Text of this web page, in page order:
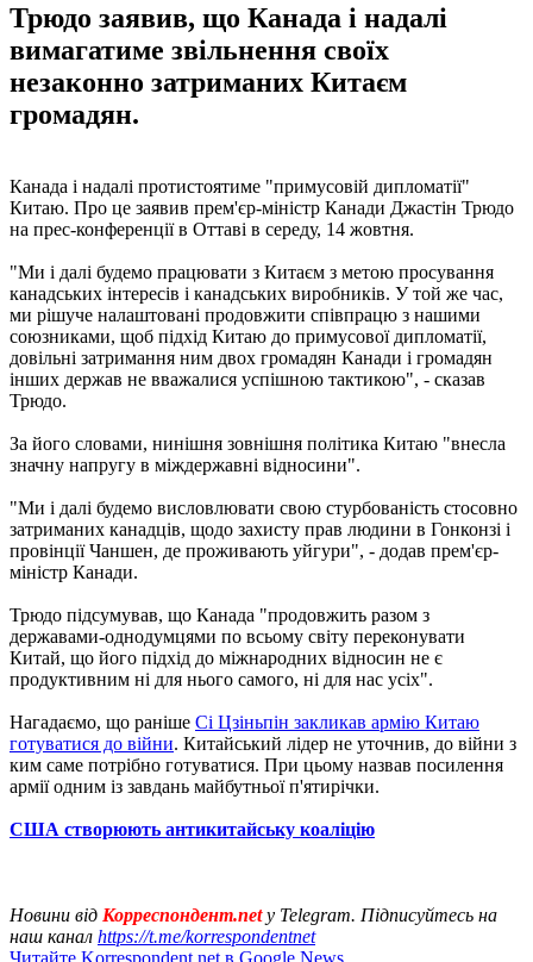
Трюдо заявив, що Канада і надалі
вимагатиме звільнення своїх
незаконно затриманих Китаєм
громадян.
Канада і надалі протистоятиме "примусовій дипломатії"
Китаю. Про це заявив прем'єр-міністр Канади Джастін Трюдо
на прес-конференції в Оттаві в середу, 14 жовтня.
"Ми і далі будемо працювати з Китаєм з метою просування
канадських інтересів і канадських виробників. У той же час,
ми рішуче налаштовані продовжити співпрацю з нашими
союзниками, щоб підхід Китаю до примусової дипломатії,
довільні затримання ним двох громадян Канади і громадян
інших держав не вважалися успішною тактикою", - сказав
Трюдо.
За його словами, нинішня зовнішня політика Китаю "внесла
значну напругу в міждержавні відносини".
"Ми і далі будемо висловлювати свою стурбованість стосовно
затриманих канадців, щодо захисту прав людини в Гонконзі і
провінції Чаншен, де проживають уйгури", - додав прем'єр-
міністр Канади.
Трюдо підсумував, що Канада "продовжить разом з
державами-однодумцями по всьому світу переконувати
Китай, що його підхід до міжнародних відносин не є
продуктивним ні для нього самого, ні для нас усіх".
Нагадаємо, що раніше Сі Цзіньпін закликав армію Китаю
готуватися до війни. Китайський лідер не уточнив, до війни з
ким саме потрібно готуватися. При цьому назвав посилення
армії одним із завдань майбутньої п'ятирічки.
США створюють антикитайську коаліцію
Новини від Корреспондент.netу Telegram. Підписуйтесь на
наш канал https://t.me/korrespondentnet
Читайте Korrespondent.net в Google News